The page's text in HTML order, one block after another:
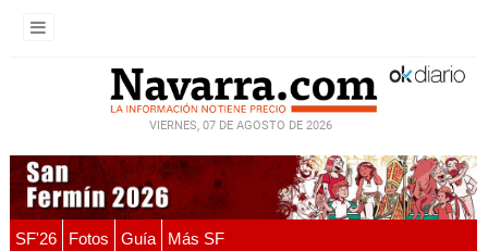
VIERNES, 07 DE AGOSTO DE 2026
SF'26 Fotos Guía Más SF